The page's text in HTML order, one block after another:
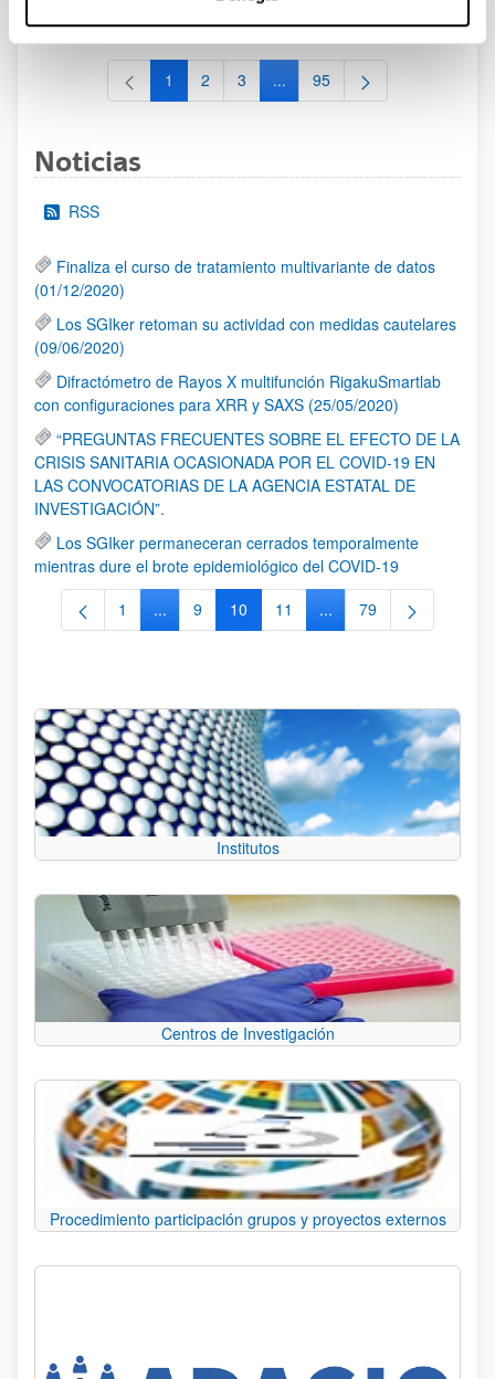
al 30/07/2026 (ambos incluídos)
Página
1 Página
2 Página
3 ...Páginas intermedias Use TAB
Página
95
Noticias
RSS
Finaliza el curso de tratamiento multivariante de datos
(01/12/2020)
Los SGIker retoman su actividad con medidas cautelares
(09/06/2020)
Difractómetro de Rayos X multifunción RigakuSmartlab
con configuraciones para XRR y SAXS (25/05/2020)
“PREGUNTAS FRECUENTES SOBRE EL EFECTO DE LA
CRISIS SANITARIA OCASIONADA POR EL COVID-19 EN
LAS CONVOCATORIAS DE LA AGENCIA ESTATAL DE
INVESTIGACIÓN”.
Los SGIker permaneceran cerrados temporalmente
mientras dure el brote epidemiológico del COVID-19
Página
1 ...Páginas intermedias Use TAB para
Página
9 Página
10 Página
11 ...Páginas intermedias
Página
79
Institutos
Centros de Investigación
Procedimiento participación grupos y proyectos externos